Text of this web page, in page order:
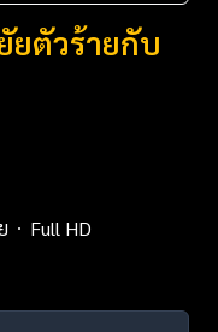
ยตัวร้ายกับ
Full HD